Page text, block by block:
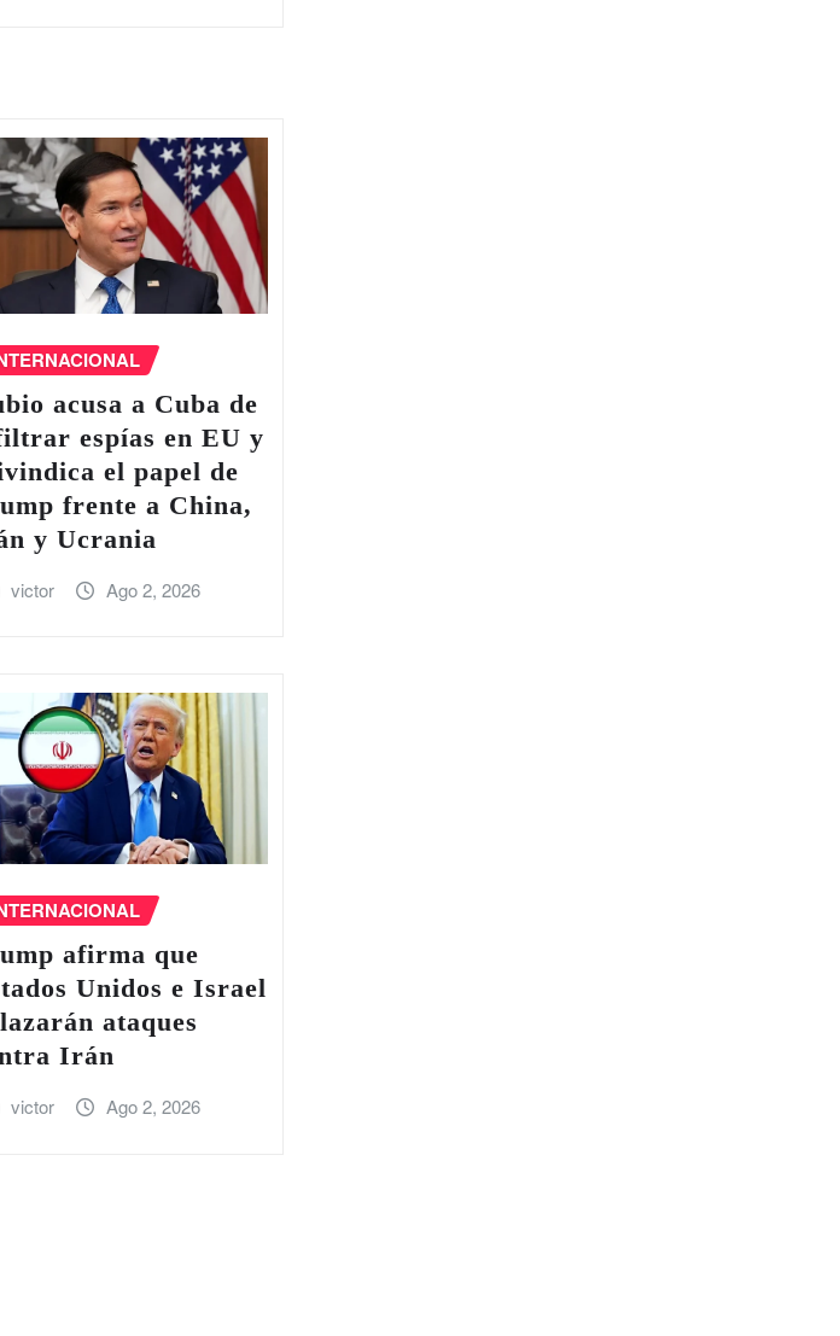
acusa a Cuba de
espías en EU y
el papel de
frente a China,
y Ucrania
victor Ago 2, 2026
afirma que
Unidos e Israel
ataques
Irán
victor Ago 2, 2026